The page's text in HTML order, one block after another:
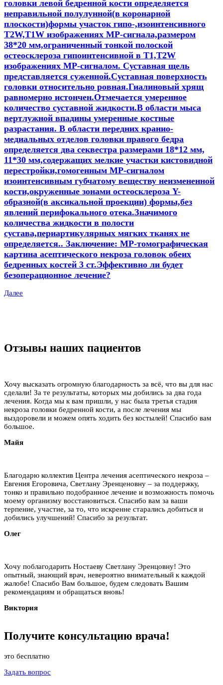
головки левой бедренной кости определяется
неправильной полулунной(в коронарной
плоскости)формы участок гипо-,изоинтенсивного
Т2W,T1W изображениях МР-сигнала,размером
38*20 мм,ограниченный тонкой полоской
остеосклероза гипоинтенсивной в Т1,Т2W
изображениях МР-сигналом. Суставная щель
представляется суженной.Суставная поверхность
головки относительно ровная.Гиалиновый хрящ
равномерно истончен.Отмечается умеренное
количество суставной жидкости.В области мыса
вертлужной впадины умеренные костные
разрастания. В области передних кранио-
медиальных отделов головки правого бедра
определяется два секвестра размерами 18*12 мм,
11*30 мм,содержащих мелкие участки кистовидной
перестройки,гомогенным МР-сигналом
изоинтенсивным губчатому веществу неизмененной
кости,окруженные зонами остеосклероза Y-
образной(в аксикальной проекции) формы,без
явлений перифокального отека.Значимого
количества жидкости в полости
сустава,периартикулярных мягких тканях не
определяется.. Заключение: МР-томографическая
картина асептического некроза головок обеих
бедренных костей 3 ст.Эффективно ли будет
безоперационное лечение?
Далее
Отзывы наших пациентов
Хочу высказать огромную благодарность за всё, что вы для нас
сделали! За те результаты, которых мы добились за два года
лечения. Когда мы к вам пришли, у нас была третья стадия
некроза головки бедренной кости, а после лечения мы
выздоровели и можем опять ходить без костылей! Спасибо вам
большое.
Майя
Благодарю коллектив Центра лечения асептического некроза –
Евгения Егоровича, Светлану Эренценовну – за поддержку,
тонко и правильно подобранное лечение и возможность помочь
моему организму восстановиться. Спасибо вам за ваши
терпение, участие, за то, что искренне старались добиться и
добились улучшений! Спасибо за результат.
Олег
Хочу поблагодарить Ностаеву Светлану Эренцовну! Это
опытный, знающий врач, невероятно внимательный к каждой
жалобе! Спасибо Вам большое, будем следовать Вашим
рекомендациям и обращаться вновь!
Виктория
Получите консультацию врача!
это бесплатно
Задать вопрос